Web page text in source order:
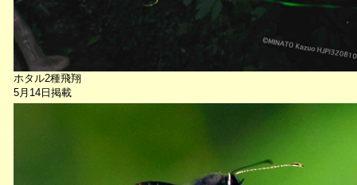
ホタル2種飛翔
5月14日掲載